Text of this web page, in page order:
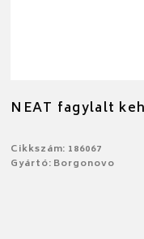
NEAT fagylalt
Cikkszám: 186067
Gyártó: Borgonovo